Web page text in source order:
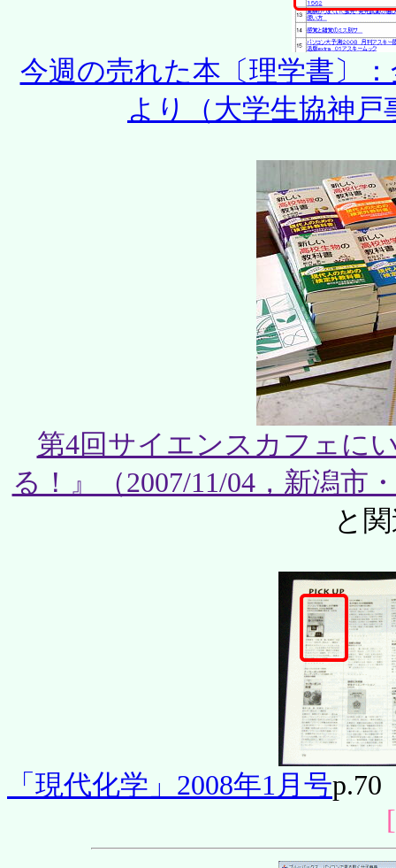
今週の売れた本〔理学書〕
より（大学生協神戸
第4回サイエンスカフェに
る！』（2007/11/04，新潟市
と
「現代化学」2008年1月号p.70